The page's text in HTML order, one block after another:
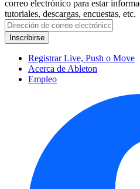
correo electrónico para estar
tutoriales, descargas, encuestas, etc.
Registrar Live, Push o Move
Acerca de Ableton
Empleo